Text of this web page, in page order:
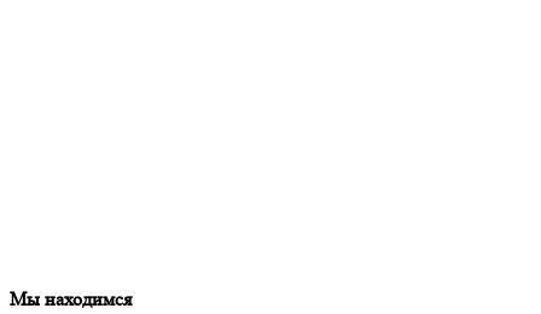
Мы находимся